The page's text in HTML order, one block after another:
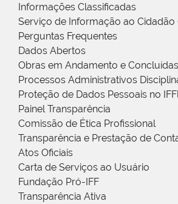
Informações Classificadas
Serviço de Informação ao Cidadão
Perguntas Frequentes
Dados Abertos
Obras em Andamento e Concluídas
Processos Administrativos
Proteção de Dados Pessoais no
Painel Transparência
Comissão de Ética Profissional
Transparência e Prestação de
Atos Oficiais
Carta de Serviços ao Usuário
Fundação Pró-IFF
Transparência Ativa